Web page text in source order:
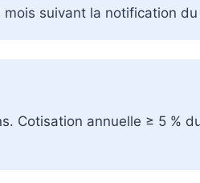
suivant la notification du
Cotisation annuelle ≥ 5 %